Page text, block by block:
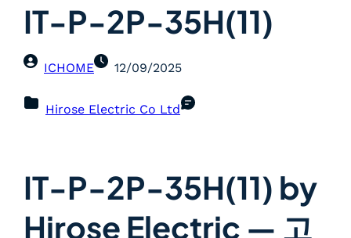
IT-P-2P-35H(11)
ICHOME 12/09/2025
Hirose Electric Co Ltd
IT-P-2P-35H(11) by
Hirose Electric — 고